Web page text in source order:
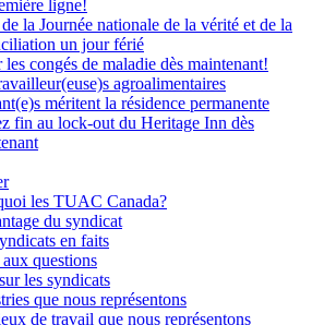
ligne!
la Journée nationale de la vérité et de la
un jour férié
les congés de maladie dès maintenant!
agroalimentaires
méritent la résidence permanente
fin au lock-out du Heritage Inn dès
les TUAC Canada?
du syndicat
en faits
questions
les syndicats
que nous représentons
de travail que nous représentons